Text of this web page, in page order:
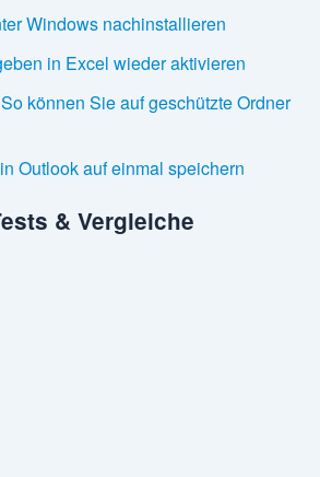
Windows nachinstallieren
in Excel wieder aktivieren
können Sie auf geschützte Ordner
Outlook auf einmal speichern
& Vergleiche